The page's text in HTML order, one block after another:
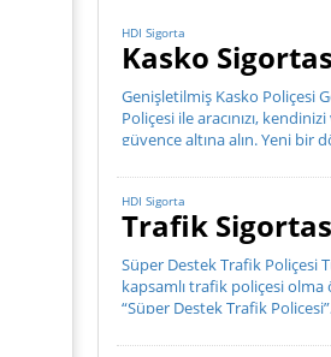
HDI Sigorta
Kasko
Genişletilmiş Kasko Poliçesi
Poliçesi ile aracınızı,
güvence altına alın. Yeni bir
hizmet anlayış...
HDI Sigorta
Trafik
Süper Destek Trafik Poliçesi
kapsamlı trafik poliçesi olma
“Süper Destek Trafik